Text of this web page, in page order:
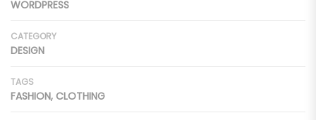
WORDPRESS
CATEGORY
DESIGN
TAGS
FASHION, CLOTHING